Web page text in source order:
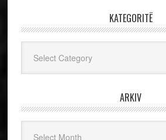
KATEGORITË
ARKIV